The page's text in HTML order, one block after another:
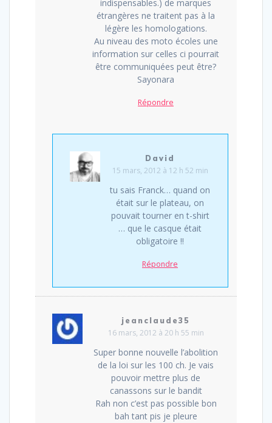
indispensables.) de marques
étrangères ne traitent pas à la
légère les homologations.
Au niveau des moto écoles une
information sur celles ci pourrait
être communiquées peut être?
Sayonara
Répondre
David
15 mars, 2012 à 12 h 52 min
tu sais Franck… quand on
était sur le plateau, on
pouvait tourner en t-shirt
… que le casque était
obligatoire !!
Répondre
jeanclaude35
16 mars, 2012 à 20 h 55 min
Super bonne nouvelle l’abolition
de la loi sur les 100 ch. Je vais
pouvoir mettre plus de
canassons sur le bandit
Rah non c’est pas possible bon
bah tant pis je pleure